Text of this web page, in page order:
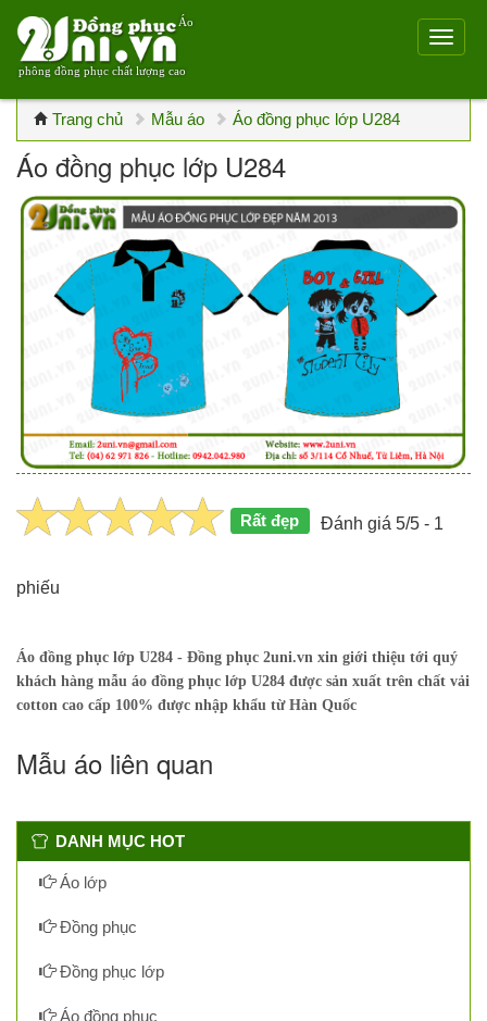
Áo
phông đồng phục chất lượng cao
Trang chủ Mẫu áo Áo đồng phục lớp U284
Áo đồng phục lớp U284
Rất đẹp Đánh giá 5/5 - 1
phiếu
Áo đồng phục lớp U284 - Đồng phục 2uni.vn xin giới thiệu tới quý
khách hàng mẫu áo đồng phục lớp U284 được sản xuất trên chất vải
cotton cao cấp 100% được nhập khẩu từ Hàn Quốc
Mẫu áo liên quan
DANH MỤC HOT
Áo lớp
Đồng phục
Đồng phục lớp
Áo đồng phục